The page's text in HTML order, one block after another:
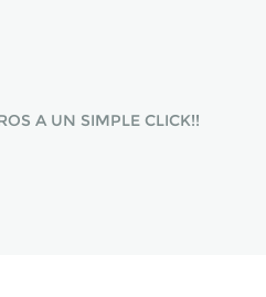
A UN SIMPLE CLICK!!